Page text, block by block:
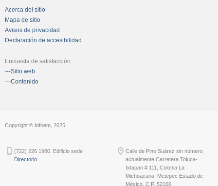
Acerca del sitio
Mapa de sitio
Avisos de privacidad
Declaración de accesibilidad
Encuesta de satisfacción:
---Sitio web
---Contenido
Copyright © Infoem, 2025
(722) 226 1980. Edificio sede
Directorio
Calle de Pino Suárez sin número,
actualmente Carretera Toluca-
Ixtapan # 111, Colonia La
Michoacana; Metepec Estado de
México, C.P. 52166